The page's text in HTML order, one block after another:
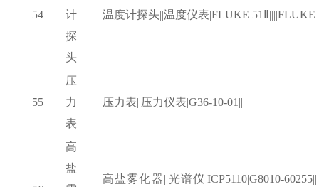
54
计
探
头
温度计探头||温度仪表|FLUKE 51Ⅱ||||FLUKE
55
压
力
表
压力表||压力仪表|G36-10-01||||
高
盐
高盐雾化器||光谱仪|ICP5110|G8010-